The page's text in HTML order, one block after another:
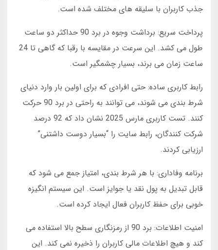
جذب کاربران با سلیقه های مختلف شده است.
پرداخت سریع: برداشت وجوه در برد 90 حداکثر دو ساعت
طول می کشد. این سرعت در مقایسه با رقبا که گاهی تا 24
ساعت زمان می برند، بسیار چشمگیر است.
رابط کاربری ساده: حتی افرادی که برای اولین بار وارد دنیای
شرط بندی می شوند، می توانند به راحتی در برد 90 حرکت
کنند. تست کاربری مارس 2025 نشان داد که 92 درصد
شرکت کنندگان، رابط سایت را “بسیار دوست داشتنی”
ارزیابی کردند.
برنامه وفاداری: با هر شرط بندی، امتیاز جمع می شود که
قابل تبدیل به پول نقد یا جوایز است. این سیستم انگیزه
خوبی برای حفظ کاربران فعال ایجاد کرده است.
امنیت اطلاعات: برد 90 از رمزنگاری سطح بالا استفاده می
کند و هیچ اطلاعات مالی کاربران را ذخیره نمی کند. این